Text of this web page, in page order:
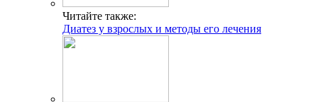
Читайте также:
Диатез у взрослых и методы его лечения